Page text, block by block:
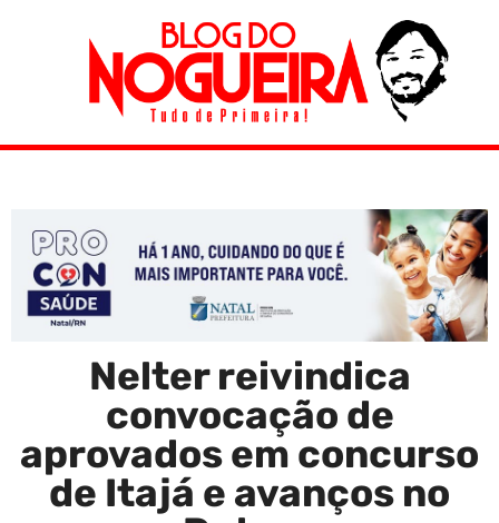
Nelter reivindica
convocação de
aprovados em concurso
de Itajá e avanços no